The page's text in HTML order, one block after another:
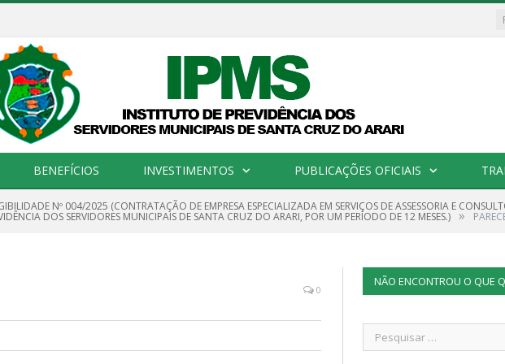
BENEFÍCIOS INVESTIMENTOS PUBLICAÇÕES OFICIAIS
Nº 004/2025 (CONTRATAÇÃO DE EMPRESA ESPECIALIZADA EM SERVIÇOS DE ASSESSORIA E
DOS SERVIDORES MUNICIPAIS DE SANTA CRUZ DO ARARI, POR UM PERÍODO DE 12 MESES.) »
0
NÃO ENCONTROU O QUE